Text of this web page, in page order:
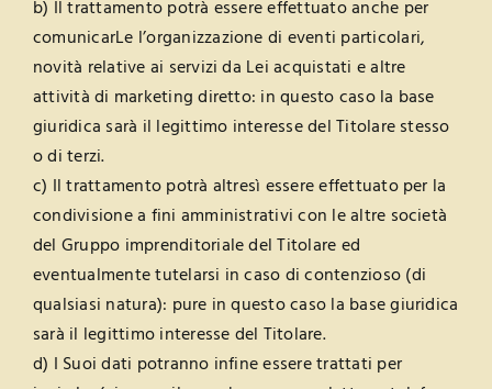
b) Il trattamento potrà essere effettuato anche per
comunicarLe l’organizzazione di eventi particolari,
novità relative ai servizi da Lei acquistati e altre
attività di marketing diretto: in questo caso la base
giuridica sarà il legittimo interesse del Titolare stesso
o di terzi.
c) Il trattamento potrà altresì essere effettuato per la
condivisione a fini amministrativi con le altre società
del Gruppo imprenditoriale del Titolare ed
eventualmente tutelarsi in caso di contenzioso (di
qualsiasi natura): pure in questo caso la base giuridica
sarà il legittimo interesse del Titolare.
d) I Suoi dati potranno infine essere trattati per